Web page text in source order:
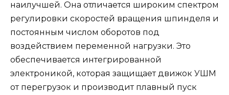
наилучшей. Она отличается широким спектром
регулировки скоростей вращения шпинделя и
постоянным числом оборотов под
воздействием переменной нагрузки. Это
обеспечивается интегрированной
электроникой, которая защищает движок УШМ
от перегрузок и производит плавный пуск